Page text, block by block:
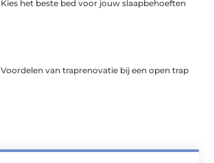
Kies het beste bed voor jouw slaapbehoeften
Voordelen van traprenovatie bij een open trap